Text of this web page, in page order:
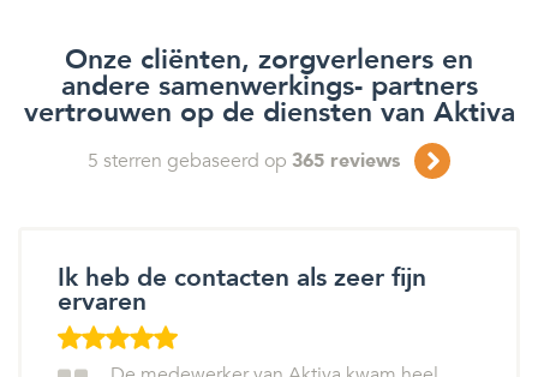
Onze cliënten, zorgverleners en
andere samenwerkings- partners
vertrouwen op de diensten van Aktiva
5 sterren gebaseerd op 365 reviews
Ik heb de contacten als zeer fijn
ervaren